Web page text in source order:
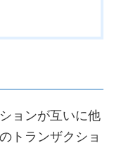
ョンが互いに他
トランザクショ